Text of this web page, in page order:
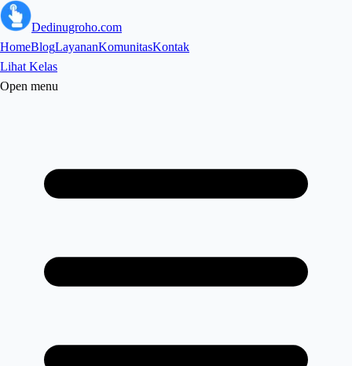
Dedinugroho.com
HomeBlogLayananKomunitasKontak
Lihat Kelas
Open menu